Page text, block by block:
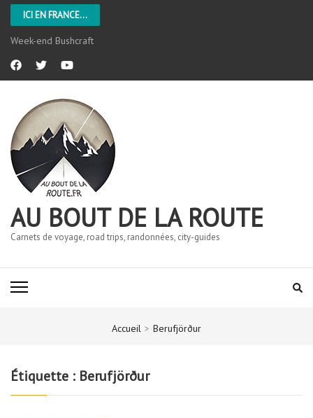
ICI EN FRANCE...
Week-end Bushcraft
AU BOUT DE LA ROUTE
Carnets de voyage, road trips, randonnées, city-guides
Accueil > Berufjörður
Étiquette : Berufjörður